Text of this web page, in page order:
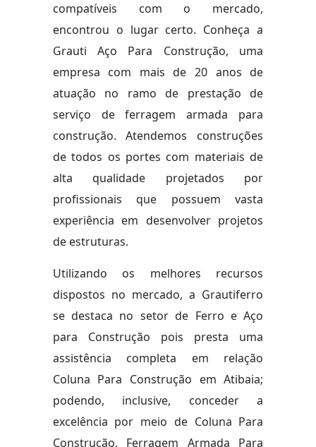
compatíveis com o mercado,
encontrou o lugar certo. Conheça a
Grauti Aço Para Construção, uma
empresa com mais de 20 anos de
atuação no ramo de prestação de
serviço de ferragem armada para
construção. Atendemos construções
de todos os portes com materiais de
alta qualidade projetados por
profissionais que possuem vasta
experiência em desenvolver projetos
de estruturas.
Utilizando os melhores recursos
dispostos no mercado, a Grautiferro
se destaca no setor de Ferro e Aço
para Construção pois presta uma
assistência completa em relação
Coluna Para Construção em Atibaia;
podendo, inclusive, conceder a
excelência por meio de Coluna Para
Construção, Ferragem Armada Para